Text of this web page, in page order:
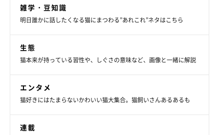
雑学・豆知識
明日誰かに話したくなる猫にまつわる”あれこれ”ネタはこちら
生態
猫本来が持っている習性や、しぐさの意味など、画像と一緒に解説
エンタメ
猫好きにはたまらないかわいい猫大集合。猫飼いさんあるあるも
連載